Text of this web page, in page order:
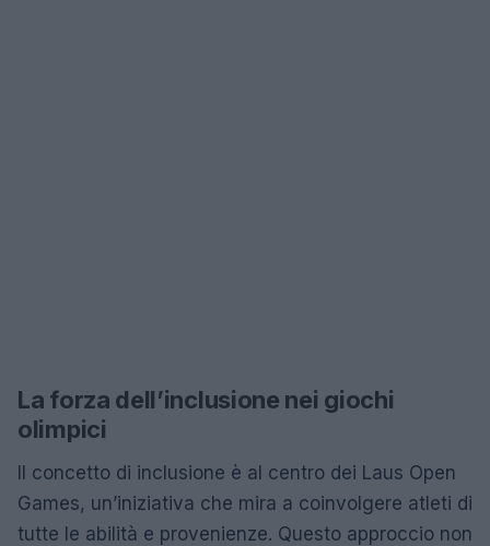
La forza dell’inclusione nei giochi
olimpici
Il concetto di inclusione è al centro dei Laus Open
Games, un’iniziativa che mira a coinvolgere atleti di
tutte le abilità e provenienze. Questo approccio non